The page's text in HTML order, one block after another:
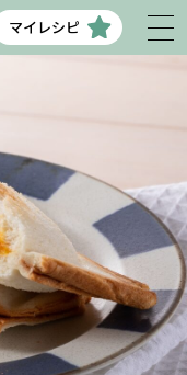
マイレシピ